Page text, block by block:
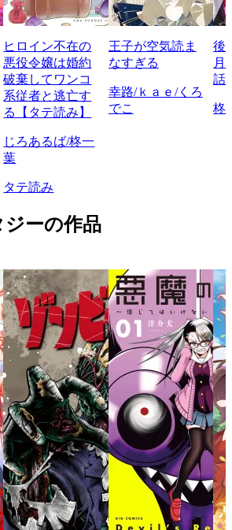
ヒロイン不在の
悪役令嬢は婚約
破棄してワンコ
系従者と逃亡す
る【タテ読み】
じろあるば/柊一
葉
タテ読み
王子が空気読ま
なすぎる
幸路/ｋａｅ/くろ
でこ
後
月
話
柊
ジーの作品